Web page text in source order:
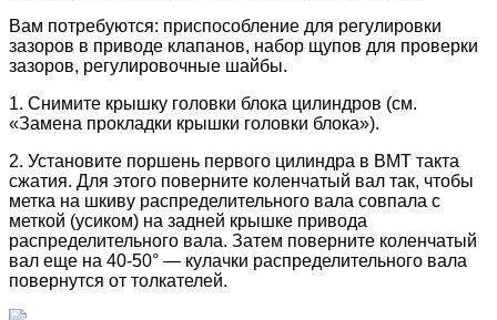
Вам потребуются: приспособление для регулировки
зазоров в приводе клапанов, набор щупов для проверки
зазоров, регулировочные шайбы.
1. Снимите крышку головки блока цилиндров (см.
«Замена прокладки крышки головки блока»).
2. Установите поршень первого цилиндра в ВМТ такта
сжатия. Для этого поверните коленчатый вал так, чтобы
метка на шкиву распределительного вала совпала с
меткой (усиком) на задней крышке привода
распределительного вала. Затем поверните коленчатый
вал еще на 40-50° — кулачки распределительного вала
повернутся от толкателей.